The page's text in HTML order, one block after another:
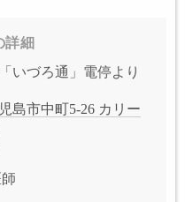
詳細
いづろ通」電停より
島市中町5-26 カリー